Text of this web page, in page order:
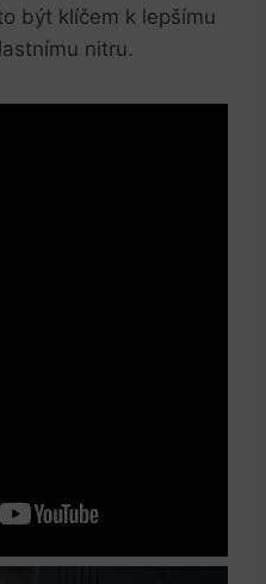
být klíčem k lepšímu
‌nitru.